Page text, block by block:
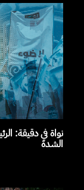
نواة في دقيقة:
الشدة